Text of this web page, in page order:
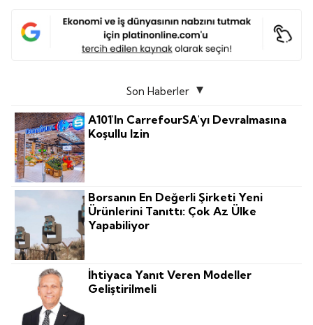
Son Haberler
A101'in CarrefourSA'yı Devralmasına
Koşullu Izin
Borsanın En Değerli Şirketi Yeni
Ürünlerini Tanıttı: Çok Az Ülke
Yapabiliyor
İhtiyaca Yanıt Veren Modeller
Geliştirilmeli